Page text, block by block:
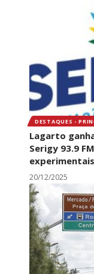
DESTAQUES -
Lagarto
Serigy 93.9
20/12/2025